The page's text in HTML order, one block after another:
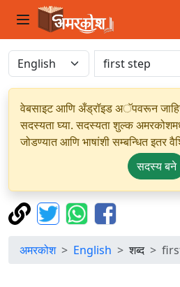
वेबसाइट आणि अँड्रॉइड अॅपवरून
सदस्यता घ्या. सदस्यता शुल्क
जोडण्यात आणि भाषांशी सम्बन्धित इतर
सदस्य बने
अमरकोश English शब्द